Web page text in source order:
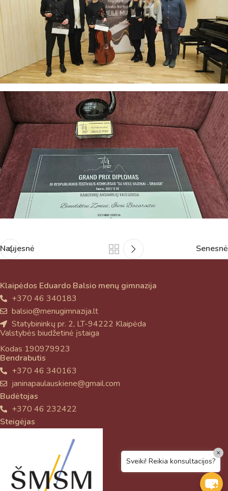
Naujesnė Senesnė
Klaipėdos Eduardo Balsio menų gimnazija
+370 46 340183
balsio@menugimnazija.lt
Statybininkų pr. 2, LT-94222 Klaipėda
Valstybės biudžetinė įstaiga
Kodas 190979923
Bendrabutis
+370 46 340163
janinapaulauskiene@gmail.com
Budėtojas
+370 46 232422
Steigėjas
Sveiki! Reikia konsultacijos?
×